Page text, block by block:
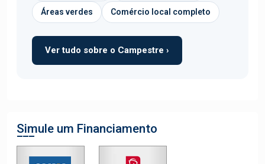
Áreas verdes Comércio local completo
Ver tudo sobre o Campestre ›
Simule um Financiamento